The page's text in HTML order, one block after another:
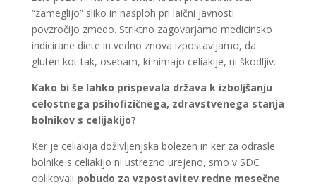
“zameglijo” sliko in nasploh pri laični javnosti
povzročijo zmedo. Striktno zagovarjamo medicinsko
indicirane diete in vedno znova izpostavljamo, da
gluten kot tak, osebam, ki nimajo celiakije, ni škodljiv.
Kako bi še lahko prispevala država k izboljšanju
celostnega psihofizičnega, zdravstvenega stanja
bolnikov s celijakijo?
Ker je celiakija doživljenjska bolezen in ker za odrasle
bolnike s celiakijo ni ustrezno urejeno, smo v SDC
oblikovali pobudo za vzpostavitev redne mesečne